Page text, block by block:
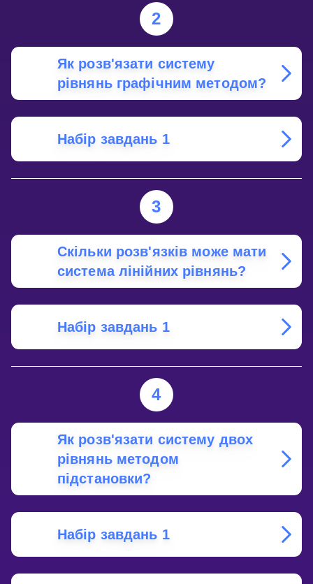
2
Як розв'язати систему
рівнянь графічним методом?
Набір завдань 1
3
Скільки розв'язків може мати
система лінійних рівнянь?
Набір завдань 1
4
Як розв'язати систему двох
рівнянь методом
підстановки?
Набір завдань 1